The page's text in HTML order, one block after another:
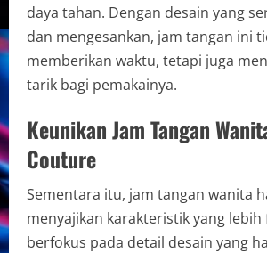
daya tahan. Dengan desain yang
dan mengesankan, jam tangan ini
memberikan waktu, tetapi juga
tarik bagi pemakainya.
Keunikan Jam Tangan
Couture
Sementara itu, jam tangan wanita
menyajikan karakteristik yang
berfokus pada detail desain yang